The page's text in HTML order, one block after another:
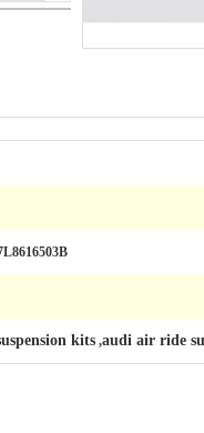
audi air ride
,
kits